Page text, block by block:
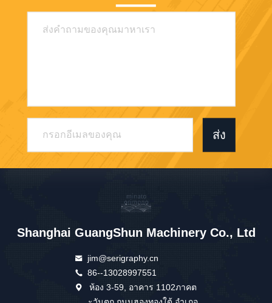
ส่ง
Shanghai GuangShun Machinery Co., Ltd
jim@serigraphy.cn
86--13028997551
ห้อง 3-59, อาคาร 1102ภาคต